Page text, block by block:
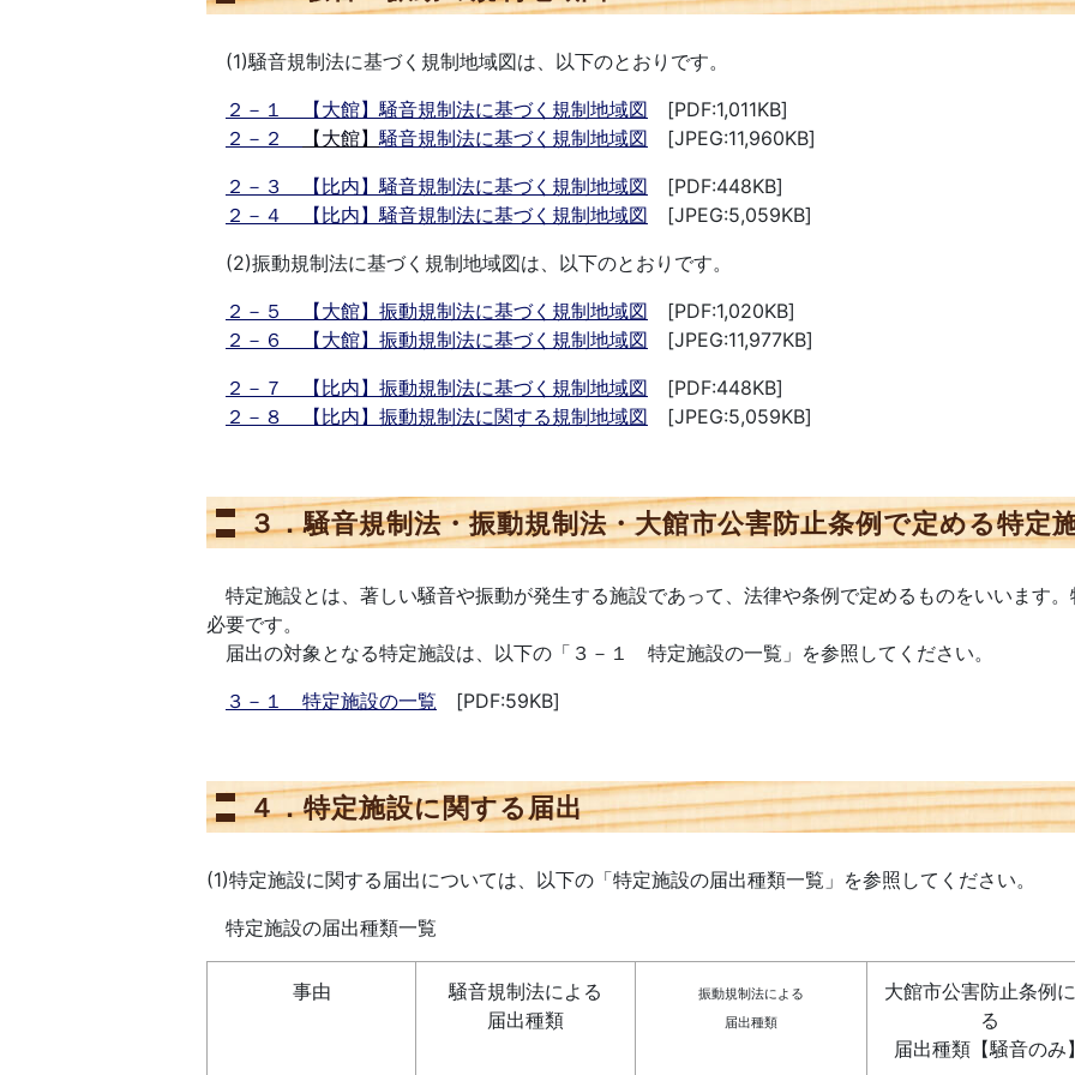
(1)騒音規制法に基づく規制地域図は、以下のとおりです。
２－１
【大館】 騒音規制法に基づく規制地域図 [PDF:1,011KB]
２－２
【大館】 騒音規制法に基づく規制地域図 [JPEG:11,960KB]
２－３
【比内】 騒音規制法に基づく規制地域図 [PDF:448KB]
２－４
【比内】 騒音規制法に基づく規制地域図 [JPEG:5,059KB]
(2)振動規制法に基づく規制地域図は、以下のとおりです。
２－５
【大館】 振動規制法に基づく規制地域図 [PDF:1,020KB]
２－６
【大館】 振動規制法に基づく規制地域図 [JPEG:11,977KB]
２－７
【比内】 振動規制法に基づく規制地域図 [PDF:448KB]
２－８
【比内】 振動規制法に関する規制地域図 [JPEG:5,059KB]
３．騒音規制法・振動規制法・大館市公害防止条例で定める特定
特定施設とは、著しい騒音や振動が発生する施設であって、法律や条例で定めるものをいいます
必要です。
届出の対象となる特定施設は、以下の「３－１ 特定施設の一覧」を参照してください。
３－１ 特定施設の一覧 [PDF:59KB]
４．特定施設に関する届出
(1)特定施設に関する届出については、以下の「特定施設の届出種類一覧」を参照してください。
特定施設の届出種類一覧
事由
騒音規制法による
届出種類
振動規制法による
届出種類
大館市公害防止条例
る
届出種類【騒音のみ